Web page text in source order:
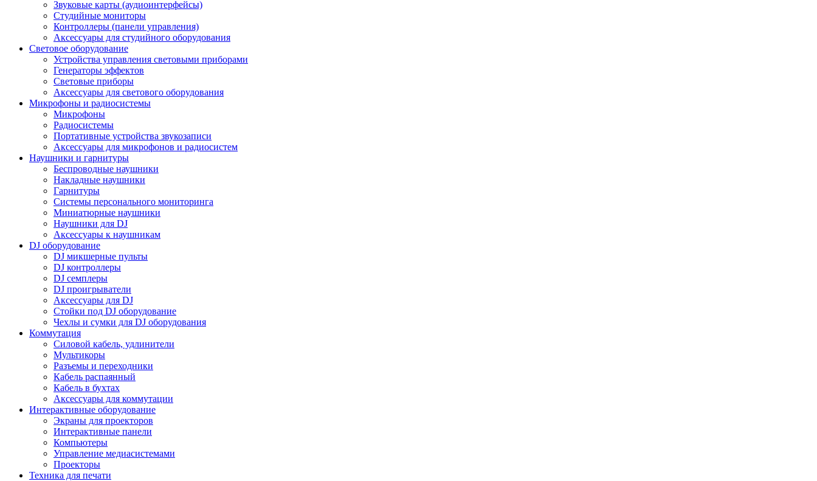
Звуковые карты (аудиоинтерфейсы)
Студийные мониторы
Контроллеры (панели управления)
Аксессуары для студийного оборудования
Световое оборудование
Устройства управления световыми приборами
Генераторы эффектов
Световые приборы
Аксессуары для светового оборудования
Микрофоны и радиосистемы
Микрофоны
Радиосистемы
Портативные устройства звукозаписи
Аксессуары для микрофонов и радиосистем
Наушники и гарнитуры
Беспроводные наушники
Накладные наушники
Гарнитуры
Системы персонального мониторинга
Миниатюрные наушники
Наушники для DJ
Аксессуары к наушникам
DJ оборудование
DJ микшерные пульты
DJ контроллеры
DJ семплеры
DJ проигрыватели
Аксессуары для DJ
Стойки под DJ оборудование
Чехлы и сумки для DJ оборудования
Коммутация
Силовой кабель, удлинители
Мультикоры
Разъемы и переходники
Кабель распаянный
Кабель в бухтах
Аксессуары для коммутации
Интерактивные оборудование
Экраны для проекторов
Интерактивные панели
Компьютеры
Управление медиасистемами
Проекторы
Техника для печати